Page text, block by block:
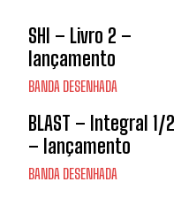
SHI – Livro 2 –
lançamento
BANDA DESENHADA
BLAST – Integral 1/2
– lançamento
BANDA DESENHADA